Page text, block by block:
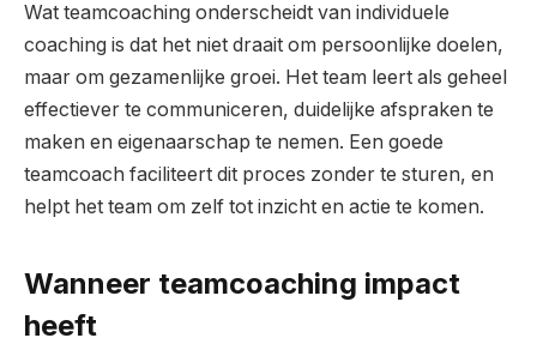
Wat teamcoaching onderscheidt van individuele
coaching is dat het niet draait om persoonlijke doelen,
maar om gezamenlijke groei. Het team leert als geheel
effectiever te communiceren, duidelijke afspraken te
maken en eigenaarschap te nemen. Een goede
teamcoach faciliteert dit proces zonder te sturen, en
helpt het team om zelf tot inzicht en actie te komen.
Wanneer teamcoaching impact
heeft